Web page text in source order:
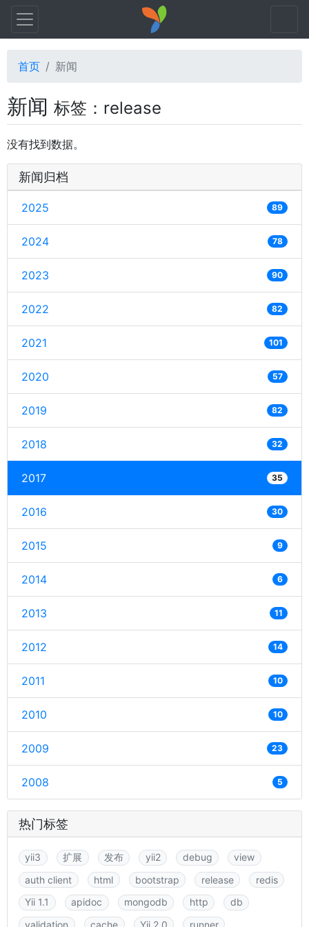
首页 新闻
新闻 标签：release
没有找到数据。
新闻归档
2025 89
2024 78
2023 90
2022 82
2021 101
2020 57
2019 82
2018 32
2017 35
2016 30
2015 9
2014 6
2013 11
2012 14
2011 10
2010 10
2009 23
2008 5
热门标签
yii3 扩展 发布 yii2 debug
view
auth client
html bootstrap release
redis
Yii 1.1
apidoc mongodb http
db
validation
cache Yii 2.0 runner